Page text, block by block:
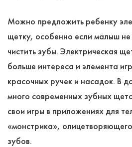
Можно предложить ребенку
щетку, особенно если малыш
чистить зубы. Электрическая
больше интереса и элемента
красочных ручек и насадок. В
много современных зубных
свои игры в приложениях для
«монстрика»,
зубов.